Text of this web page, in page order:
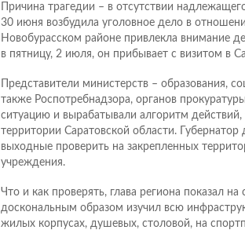
Причина трагедии – в отсутствии
30 июня возбудила уголовное дело в
Новобурасском районе привлекла внимание
в пятницу, 2 июля, он прибывает с визитом в
Представители министерств – образования,
также Роспотребнадзора, органов
ситуацию и вырабатывали алгоритм
территории Саратовской области. Губернатор
выходные проверить на закрепленных
учреждения.
Что и как проверять, глава региона показал
доскональным образом изучил всю
жилых корпусах, душевых, столовой, на